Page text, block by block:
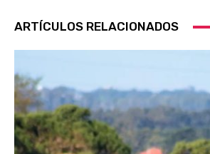
ARTÍCULOS RELACIONADOS